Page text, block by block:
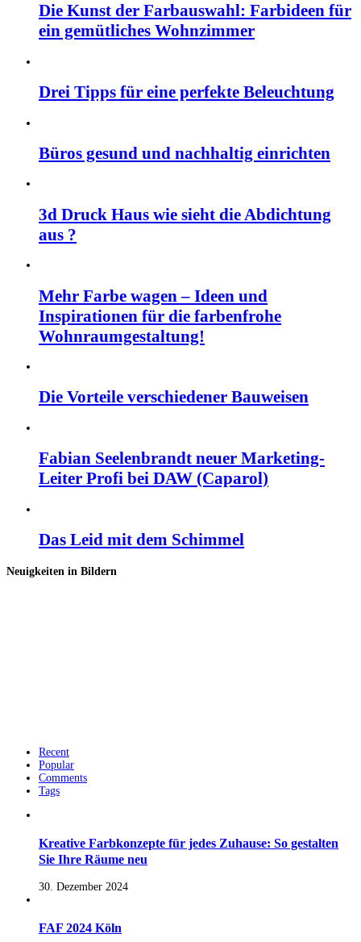
Die Kunst der Farbauswahl: Farbideen für
ein gemütliches Wohnzimmer
Drei Tipps für eine perfekte Beleuchtung
Büros gesund und nachhaltig einrichten
3d Druck Haus wie sieht die Abdichtung
aus ?
Mehr Farbe wagen – Ideen und
Inspirationen für die farbenfrohe
Wohnraumgestaltung!
Die Vorteile verschiedener Bauweisen
Fabian Seelenbrandt neuer Marketing-
Leiter Profi bei DAW (Caparol)
Das Leid mit dem Schimmel
Neuigkeiten in Bildern
Recent
Popular
Comments
Tags
Kreative Farbkonzepte für jedes Zuhause: So gestalten
Sie Ihre Räume neu
30. Dezember 2024
FAF 2024 Köln